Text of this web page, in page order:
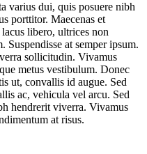
varius dui, quis posuere nibh
porttitor. Maecenas et
libero, ultrices non
Suspendisse at semper ipsum.
sollicitudin. Vivamus
metus vestibulum. Donec
ut, convallis id augue. Sed
ac, vehicula vel arcu. Sed
hendrerit viverra. Vivamus
at risus.